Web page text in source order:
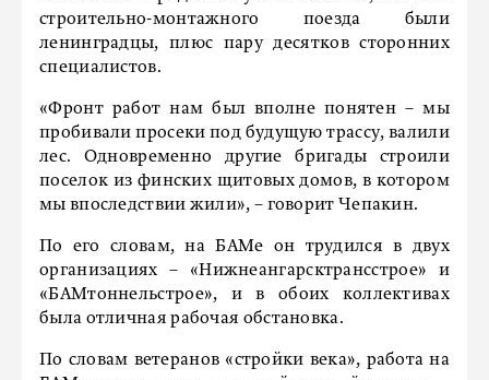
строительно-монтажного поезда были
ленинградцы, плюс пару десятков сторонних
специалистов.
«Фронт работ нам был вполне понятен – мы
пробивали просеки под будущую трассу, валили
лес. Одновременно другие бригады строили
поселок из финских щитовых домов, в котором
мы впоследствии жили», – говорит Чепакин.
По его словам, на БАМе он трудился в двух
организациях – «Нижнеангарсктрансстрое» и
«БАМтоннельстрое», и в обоих коллективах
была отличная рабочая обстановка.
По словам ветеранов «стройки века», работа на